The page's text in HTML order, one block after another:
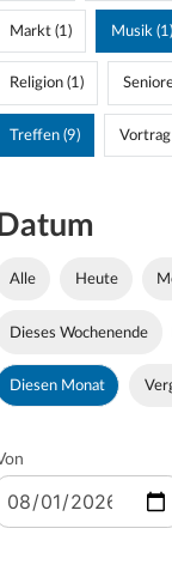
Markt (1) Musik (1)
Religion (1)
Treffen (9) Vortrag
Datum
Alle Heute
Dieses Wochenende
Diesen Monat